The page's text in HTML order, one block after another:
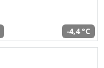
-4,4 °C